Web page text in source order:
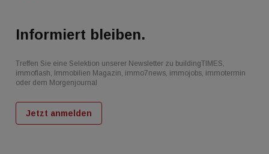
Informiert bleiben.
Treffen Sie eine Selektion unserer Newsletter zu buildingTIMES,
immoflash, Immobilien Magazin, immo7news, immojobs, immotermin
oder dem Morgenjournal
Jetzt anmelden